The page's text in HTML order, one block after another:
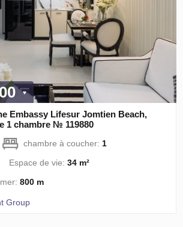
Embassy Lifesur Jomtien Beach,
1 chambre № 119880
chambre à coucher: 1
Espace de vie:34 m²
mer:800 m
Group